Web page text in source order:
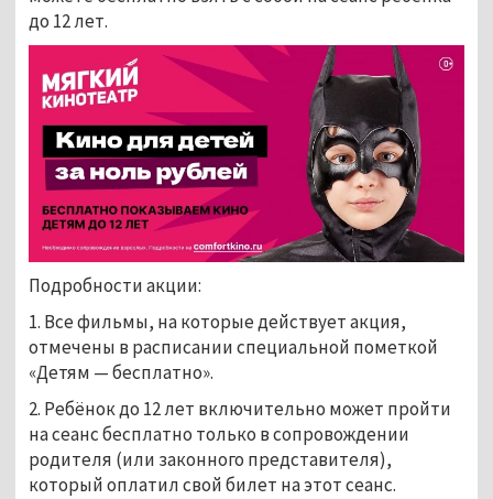
до 12 лет.
Подробности акции:
1. Все фильмы, на которые действует акция,
отмечены в расписании специальной пометкой
«Детям — бесплатно».
2. Ребёнок до 12 лет включительно может пройти
на сеанс бесплатно только в сопровождении
родителя (или законного представителя),
который оплатил свой билет на этот сеанс.